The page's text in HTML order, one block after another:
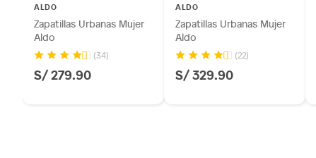
ALDO
Zapatillas Urbanas Mujer
Aldo
(34)
S/ 279.90
ALDO
Zapatillas Urbanas Mujer
Aldo
(22)
S/ 329.90